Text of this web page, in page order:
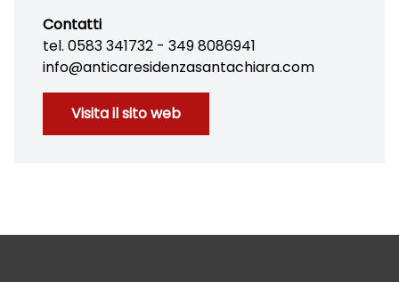
Contatti
tel. 0583 341732 - 349 8086941
info@anticaresidenzasantachiara.com
Visita il sito web